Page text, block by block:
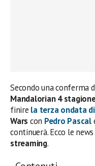
Secondo una conferma
Mandalorian 4
finire la terza ondata
Wars con Pedro Pascal
continuerà. Ecco le
streaming.